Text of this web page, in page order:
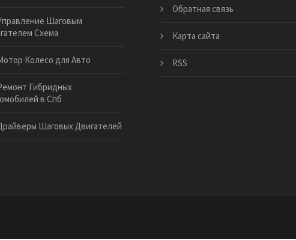
Шаговым
Схема
Колесо для Авто
Гибридных
в Спб
Шаговых Двигателей
Обратная связь
Карта сайта
RSS